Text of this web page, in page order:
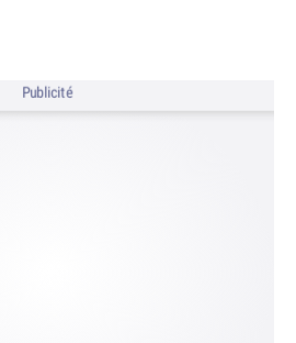
Publicité